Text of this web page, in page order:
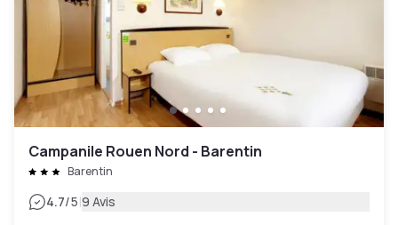
Campanile Rouen Nord - Barentin
Barentin
4.7/5|9 Avis